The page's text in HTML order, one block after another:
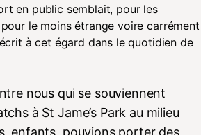
en public semblait, pour les
le moins étrange voire carrément
à cet égard dans le quotidien de
nous qui se souviennent
à St Jame’s Park au milieu
enfants, pouvions porter des